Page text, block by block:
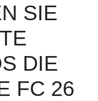
SIE
DIE
FC 26